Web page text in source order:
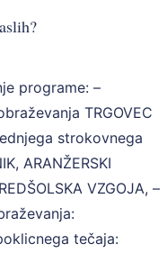
programe: –
TRGOVEC
strokovnega
ARANŽERSKI
VZGOJA, –
tečaja: